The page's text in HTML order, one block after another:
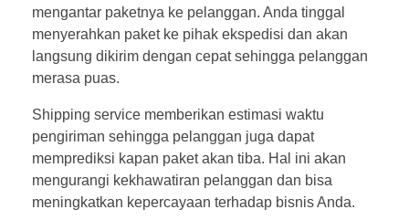
mengantar paketnya ke pelanggan. Anda tinggal
menyerahkan paket ke pihak ekspedisi dan akan
langsung dikirim dengan cepat sehingga pelanggan
merasa puas.
Shipping service memberikan estimasi waktu
pengiriman sehingga pelanggan juga dapat
memprediksi kapan paket akan tiba. Hal ini akan
mengurangi kekhawatiran pelanggan dan bisa
meningkatkan kepercayaan terhadap bisnis Anda.